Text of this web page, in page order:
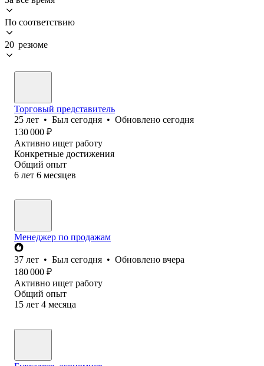
По соответствию
20 резюме
Торговый представитель
25 лет • Был сегодня • Обновлено сегодня
130 000 ₽
Активно ищет работу
Конкретные достижения
Общий опыт
6 лет 6 месяцев
Менеджер по продажам
37 лет • Был сегодня • Обновлено вчера
180 000 ₽
Активно ищет работу
Общий опыт
15 лет 4 месяца